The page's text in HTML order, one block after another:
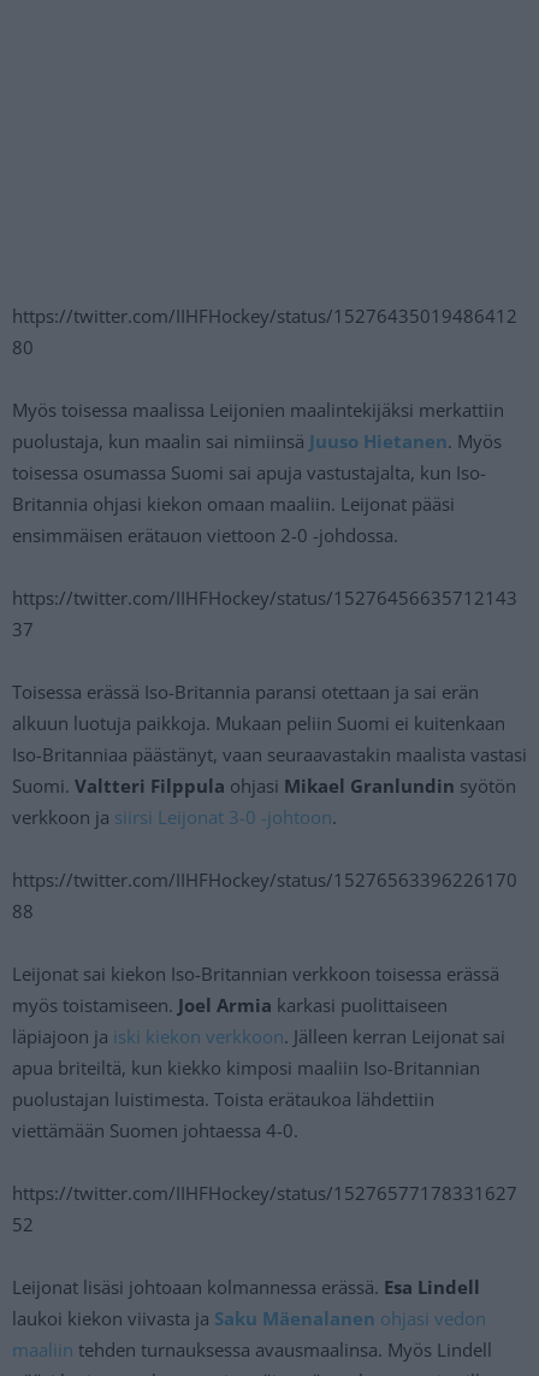
https://twitter.com/IIHFHockey/status/15276435019486412
80
Myös toisessa maalissa Leijonien maalintekijäksi merkattiin
puolustaja, kun maalin sai nimiinsä Juuso Hietanen. Myös
toisessa osumassa Suomi sai apuja vastustajalta, kun Iso-
Britannia ohjasi kiekon omaan maaliin. Leijonat pääsi
ensimmäisen erätauon viettoon 2-0 -johdossa.
https://twitter.com/IIHFHockey/status/15276456635712143
37
Toisessa erässä Iso-Britannia paransi otettaan ja sai erän
alkuun luotuja paikkoja. Mukaan peliin Suomi ei kuitenkaan
Iso-Britanniaa päästänyt, vaan seuraavastakin maalista vastasi
Suomi. Valtteri Filppula ohjasi Mikael Granlundin syötön
verkkoon ja siirsi Leijonat 3-0 -johtoon.
https://twitter.com/IIHFHockey/status/15276563396226170
88
Leijonat sai kiekon Iso-Britannian verkkoon toisessa erässä
myös toistamiseen. Joel Armia karkasi puolittaiseen
läpiajoon ja iski kiekon verkkoon. Jälleen kerran Leijonat sai
apua briteiltä, kun kiekko kimposi maaliin Iso-Britannian
puolustajan luistimesta. Toista erätaukoa lähdettiin
viettämään Suomen johtaessa 4-0.
https://twitter.com/IIHFHockey/status/15276577178331627
52
Leijonat lisäsi johtoaan kolmannessa erässä. Esa Lindell
laukoi kiekon viivasta ja Saku Mäenalanen ohjasi vedon
maaliin tehden turnauksessa avausmaalinsa. Myös Lindell